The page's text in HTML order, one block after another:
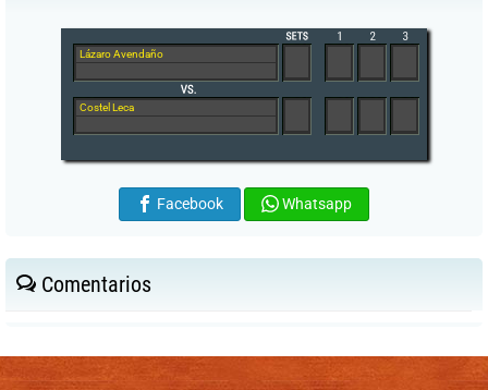
Lázaro Avendaño
Costel Leca
Facebook Whatsapp
Comentarios